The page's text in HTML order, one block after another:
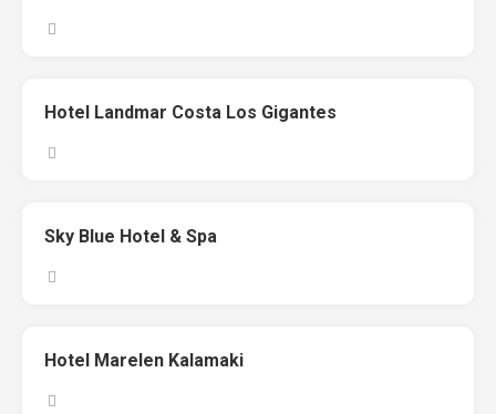
Hotel Landmar Costa Los Gigantes
Sky Blue Hotel & Spa
Hotel Marelen Kalamaki